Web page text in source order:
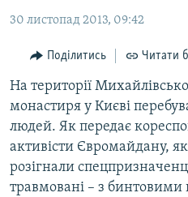
основної
Перейти
пошуку
БЛОГИ
ПОГЛЯД
ІНТЕРВ'Ю
ВСЕ ЗА ДЕНЬ
СПЕЦПРОЕКТИ
ДЕПОРТАЦІЯ
ЯК ОБІЙТИ БЛОКУВАННЯ
30 листопад 2013, 09:42
Поділитись Читати
На території
монастиря у Києві
людей. Як передає
активісти Євромайдану,
розігнали
травмовані – з бинтовими